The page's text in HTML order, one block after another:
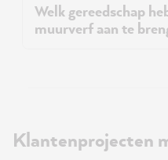
Welk gereedschap
muurverf aan te
Klantenprojecten